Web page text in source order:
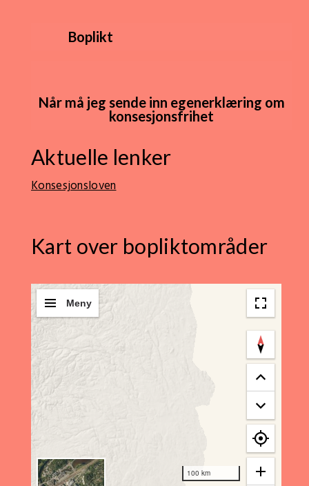
Boplikt
Når må jeg sende inn egenerklæring om
konsesjonsfrihet
Aktuelle lenker
Konsesjonsloven
Kart over bopliktområder
100 km
Meny